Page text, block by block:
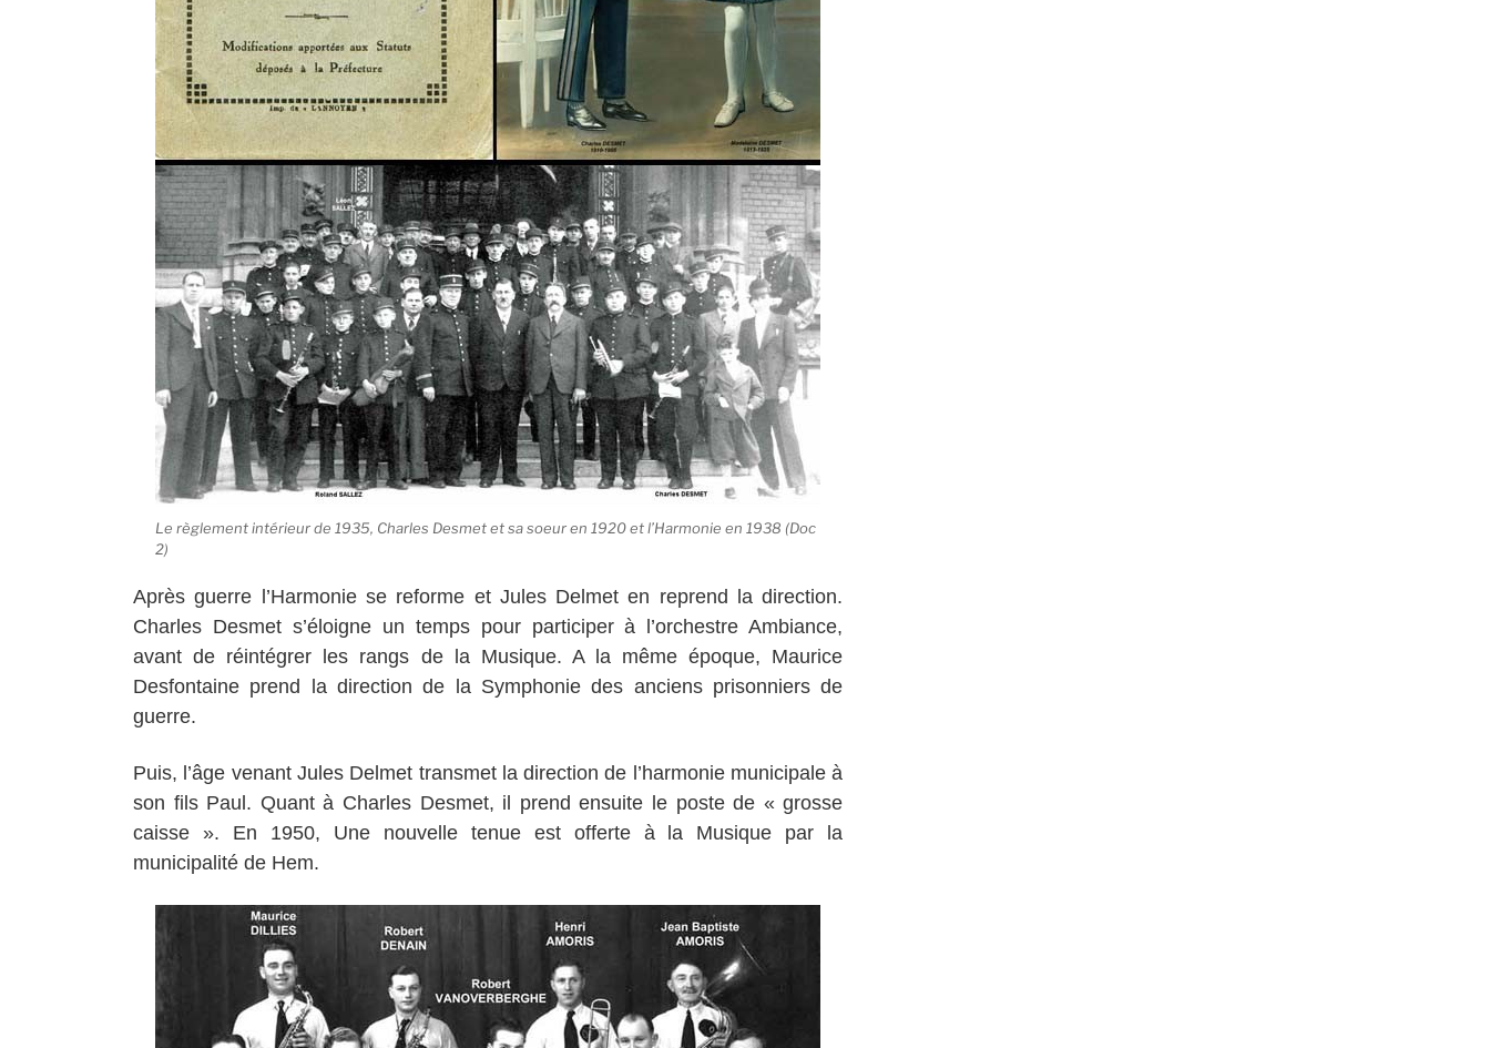
Le règlement intérieur de 1935, Charles Desmet et sa soeur en 1920 et l’Harmonie en 1938 (Doc
2)
Après guerre l’Harmonie se reforme et Jules Delmet en reprend la direction.
Charles Desmet s’éloigne un temps pour participer à l’orchestre Ambiance,
avant de réintégrer les rangs de la Musique. A la même époque, Maurice
Desfontaine prend la direction de la Symphonie des anciens prisonniers de
guerre.
Puis, l’âge venant Jules Delmet transmet la direction de l’harmonie municipale à
son fils Paul. Quant à Charles Desmet, il prend ensuite le poste de « grosse
caisse ». En 1950, Une nouvelle tenue est offerte à la Musique par la
municipalité de Hem.